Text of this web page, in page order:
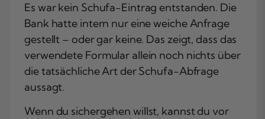
Es war kein Schufa-Eintrag entstanden. Die
Bank hatte intern nur eine weiche Anfrage
gestellt – oder gar keine. Das zeigt, dass das
verwendete Formular allein noch nichts über
die tatsächliche Art der Schufa-Abfrage
aussagt.
Wenn du sichergehen willst, kannst du vor